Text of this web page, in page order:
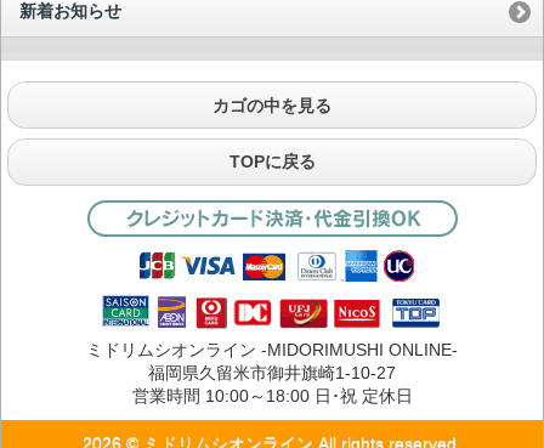
新着お知らせ
カゴの中を見る
TOPに戻る
ミドリムシオンライン -MIDORIMUSHI ONLINE-
福岡県久留米市御井旗崎1-10-27
営業時間 10:00～18:00 日･祝 定休日
2026 © ミドリムシオンライン All rights reserved.